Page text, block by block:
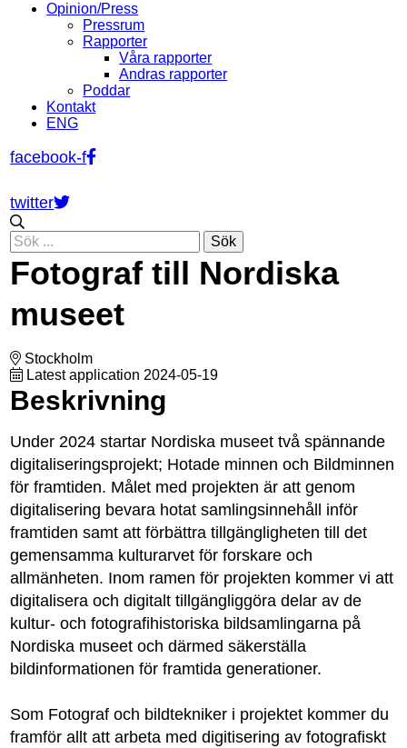
Opinion/Press
Pressrum
Rapporter
Våra rapporter
Andras rapporter
Poddar
Kontakt
ENG
facebook-f
twitter
Sök
Fotograf till Nordiska
museet
Stockholm
Latest application 2024-05-19
Beskrivning
Under 2024 startar Nordiska museet två spännande
digitaliseringsprojekt; Hotade minnen och Bildminnen
för framtiden. Målet med projekten är att genom
digitalisering bevara hotat samlingsinnehåll inför
framtiden samt att förbättra tillgängligheten till det
gemensamma kulturarvet för forskare och
allmänheten. Inom ramen för projekten kommer vi att
digitalisera och digitalt tillgängliggöra delar av de
kultur- och fotografihistoriska bildsamlingarna på
Nordiska museet och därmed säkerställa
bildinformationen för framtida generationer.
Som Fotograf och bildtekniker i projektet kommer du
framför allt att arbeta med digitisering av fotografiskt